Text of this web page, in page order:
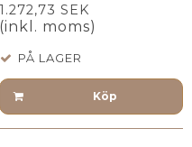
1.272,73 SEK
(inkl. moms)
PÅ LAGER
Köp